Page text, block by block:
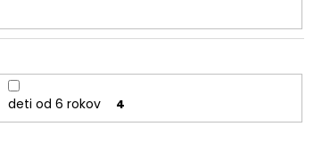
deti od 6 rokov 4